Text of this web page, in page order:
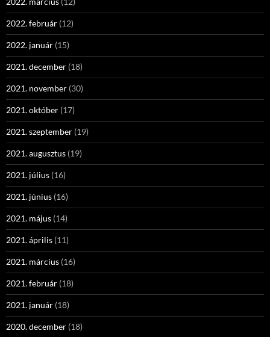
2022. február (12)
2022. január (15)
2021. december (18)
2021. november (30)
2021. október (17)
2021. szeptember (19)
2021. augusztus (19)
2021. július (16)
2021. június (16)
2021. május (14)
2021. április (11)
2021. március (16)
2021. február (18)
2021. január (18)
2020. december (18)